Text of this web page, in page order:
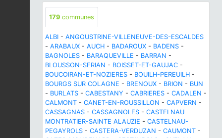
179 communes
ALBI - ANGOUSTRINE-VILLENEUVE-DES-ESCALDES
- ARABAUX - AUCH - BADAROUX - BADENS -
BAGNOLES - BARAQUEVILLE - BARRAN -
BLOUSSON-SERIAN - BOISSET-ET-GAUJAC -
BOUCOIRAN-ET-NOZIERES - BOUILH-PEREUILH -
BOURGS SUR COLAGNE - BRENOUX - BRION - BUN
- BURLATS - CABESTANY - CABRIERES - CADALEN -
CALMONT - CANET-EN-ROUSSILLON - CAPVERN -
CASSAGNAS - CASSAGNOLES - CASTELNAU
MONTRATIER-SAINTE ALAUZIE - CASTELNAU-
PEGAYROLS - CASTERA-VERDUZAN - CAUMONT -